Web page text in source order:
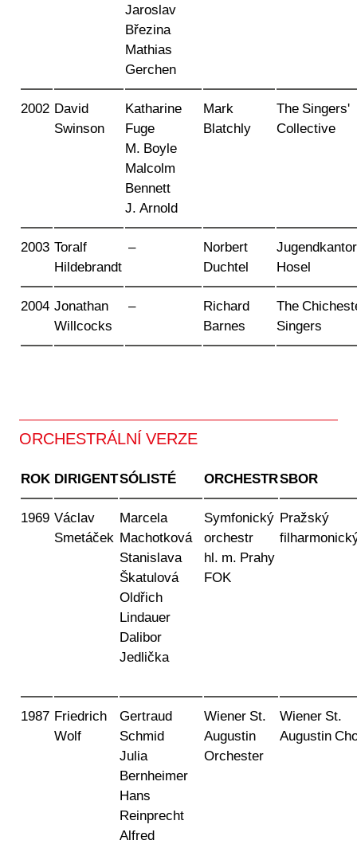
Jaroslav
Březina
Mathias
Gerchen
2002 David
Swinson
Katharine
Fuge
M. Boyle
Malcolm
Bennett
J. Arnold
Mark
Blatchly
The Singers'
Collective
2003 Toralf
Hildebrandt
–
Norbert
Duchtel
Hosel
2004 Jonathan
Willcocks
–
Richard
Barnes
The
Singers
ORCHESTRÁLNÍ VERZE
ROK DIRIGENTSÓLISTÉ ORCHESTRSBOR
1969 Václav
Smetáček
Marcela
Machotková
Stanislava
Škatulová
Oldřich
Lindauer
Dalibor
Jedlička
Symfonický
orchestr
hl. m. Prahy
FOK
Pražský
1987 Friedrich
Wolf
Gertraud
Schmid
Julia
Bernheimer
Hans
Reinprecht
Alfred
Wiener St.
Augustin
Orchester
Wiener St.
Augustin